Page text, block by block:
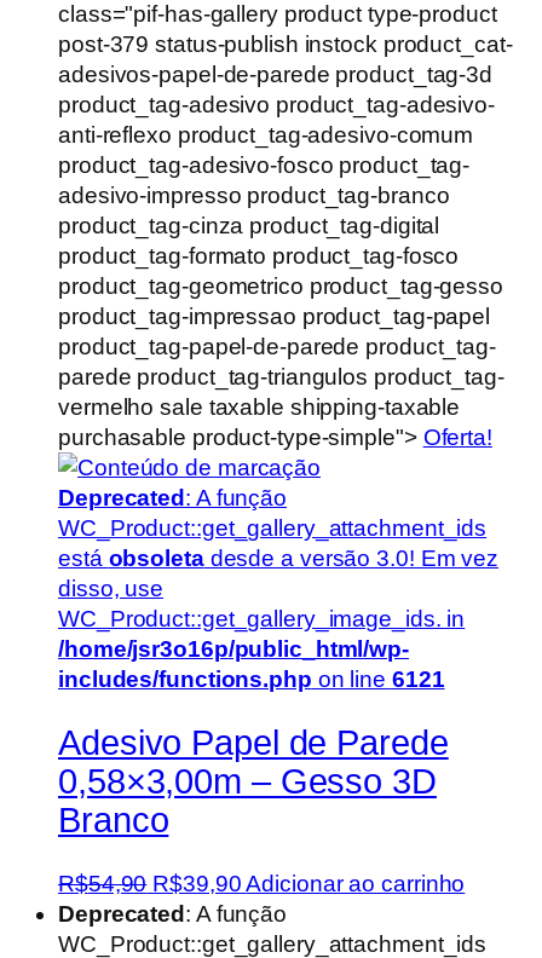
class="pif-has-gallery product type-product
post-379 status-publish instock product_cat-
adesivos-papel-de-parede product_tag-3d
product_tag-adesivo product_tag-adesivo-
anti-reflexo product_tag-adesivo-comum
product_tag-adesivo-fosco product_tag-
adesivo-impresso product_tag-branco
product_tag-cinza product_tag-digital
product_tag-formato product_tag-fosco
product_tag-geometrico product_tag-gesso
product_tag-impressao product_tag-papel
product_tag-papel-de-parede product_tag-
parede product_tag-triangulos product_tag-
vermelho sale taxable shipping-taxable
purchasable product-type-simple"> Oferta!
Deprecated : A função
WC_Product::get_gallery_attachment_ids
está obsoletadesde a versão 3.0! Em vez
disso, use
WC_Product::get_gallery_image_ids. in
/home/jsr3o16p/public_html/wp-
includes/functions.php on line 6121
Adesivo Papel de Parede
0,58×3,00m – Gesso 3D
Branco
R$54,90 O
preço
original
R$39,90O
preço
atual
Adicionar ao carrinho
Deprecated: A função
WC_Product::get_gallery_attachment_ids